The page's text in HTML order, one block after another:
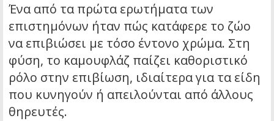
Ένα από τα πρώτα ερωτήματα των
επιστημόνων ήταν πώς κατάφερε το ζώο
να επιβιώσει με τόσο έντονο χρώμα. Στη
φύση, το καμουφλάζ παίζει καθοριστικό
ρόλο στην επιβίωση, ιδιαίτερα για τα είδη
που κυνηγούν ή απειλούνται από άλλους
θηρευτές.